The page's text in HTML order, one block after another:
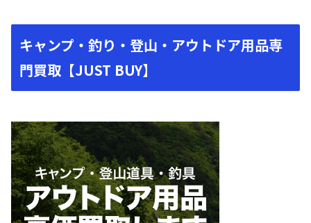
キャンプ・釣り・登山・アウトドア用品専
門買取【JUST BUY】